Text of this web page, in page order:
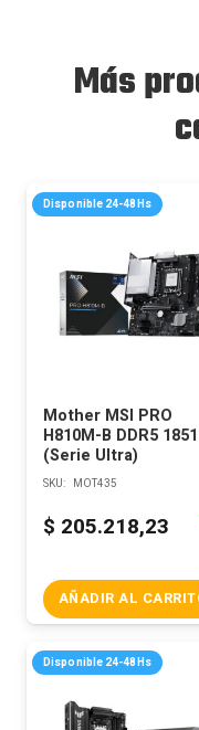
Más
Disponible 24-48Hs
Mother MSI PRO
H810M-B DDR5 1851
(Serie Ultra)
SKU: MOT435
$ 205.218,23
AÑADIR AL
Disponible 24-48Hs